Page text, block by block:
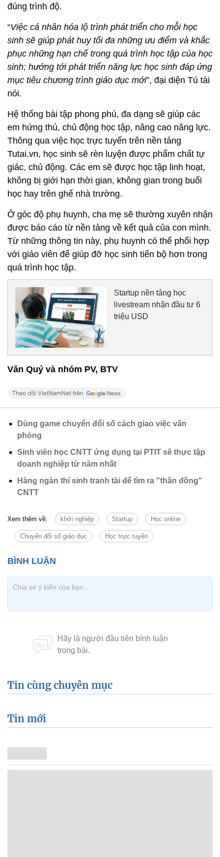
đúng trình độ.
“Việc cá nhân hóa lộ trình phát triển cho mỗi học
sinh sẽ giúp phát huy tối đa những ưu điểm và khắc
phục những hạn chế trong quá trình học tập của học
sinh; hướng tới phát triển năng lực học sinh đáp ứng
mục tiêu chương trình giáo dục mới”, đại diện Tú tài
nói.
Hệ thống bài tập phong phú, đa dạng sẽ giúp các
em hứng thú, chủ động học tập, nâng cao năng lực.
Thông qua việc học trực tuyến trên nền tảng
Tutai.vn, học sinh sẽ rèn luyện được phẩm chất tự
giác, chủ động. Các em sẽ được học tập linh hoạt,
không bị giới hạn thời gian, không gian trong buổi
học hay trên ghế nhà trường.
Ở góc độ phụ huynh, cha mẹ sẽ thường xuyên nhận
được báo cáo từ nền tảng về kết quả của con mình.
Từ những thông tin này, phụ huynh có thể phối hợp
với giáo viên để giúp đỡ học sinh tiến bộ hơn trong
quá trình học tập.
Startup nền tảng học
livestream nhận đầu tư 6
triệu USD
Văn Quý và nhóm PV, BTV
Dùng game chuyển đổi số cách giao việc văn
phòng
Sinh viên học CNTT ứng dụng tại PTIT sẽ thực tập
doanh nghiệp từ năm nhất
Hàng ngàn thí sinh tranh tài để tìm ra "thần đồng"
CNTT
Xem thêm về: khởi nghiệp Startup Học online
Chuyển đổi số giáo dục Học trực tuyến
Tin cùng chuyên mục
Tin mới